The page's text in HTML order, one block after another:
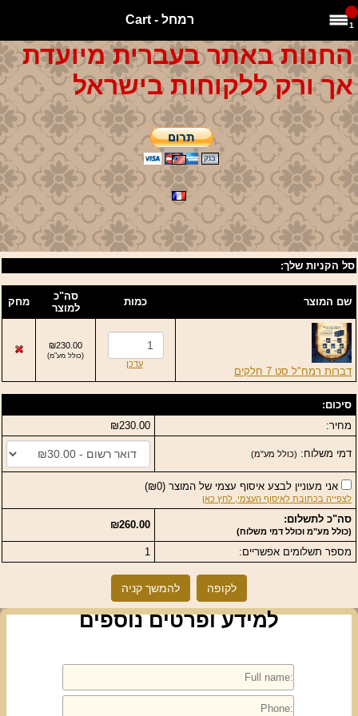
1 רמחל - Cart
החנות באתר בעברית מיועדת
אך ורק ללקוחות בישראל
סל הקניות שלך:
שם המוצר כמות
סה"כ
למוצר
מחק
דברות רמח"ל סט 7 חלקים
עדכן
₪230.00
(כולל מע"מ)
סיכום:
מחיר:
₪230.00
דמי משלוח: (כולל מע"מ)
אני מעוניין לבצע איסוף עצמי של המוצר (
₪0
)
לצפייה בכתובת לאיסוף העצמי, לחץ כאן
סה"כ לתשלום:
(כולל מע"מ וכולל דמי משלוח)
₪260.00
מספר תשלומים אפשריים: 1
לקופה להמשך קניה
למידע ופרטים נוספים